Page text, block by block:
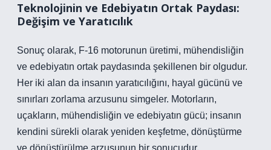
Teknolojinin ve Edebiyatın Ortak Paydası:
Değişim ve Yaratıcılık
Sonuç olarak, F-16 motorunun üretimi, mühendisliğin
ve edebiyatın ortak paydasında şekillenen bir olgudur.
Her iki alan da insanın yaratıcılığını, hayal gücünü ve
sınırları zorlama arzusunu simgeler. Motorların,
uçakların, mühendisliğin ve edebiyatın gücü; insanın
kendini sürekli olarak yeniden keşfetme, dönüştürme
ve dönüştürülme arzusunun bir sonucudur.